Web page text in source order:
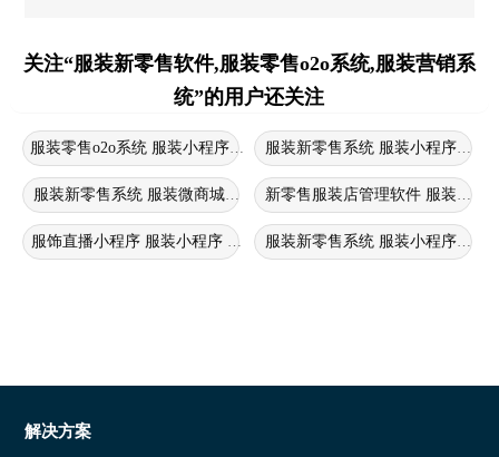
关注“服装新零售软件,服装零售o2o系统,服装营销系
统”的用户还关注
服装零售o2o系统 服装小程序商城 服装新零售软件服装新零售系统 服装小程序商城
服装新零售系统 服装微商城小程序 服装零售o2o系统
新零售服装店管理软件 服装新零
服饰直播小程序 服装小程序 服装新零售软件
服装新零售系统 服装小程序商城
解决方案